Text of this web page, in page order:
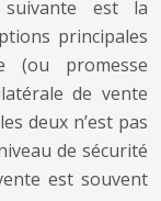
suivante est la
principales
(ou promesse
de vente
deux n’est pas
de sécurité
est souvent